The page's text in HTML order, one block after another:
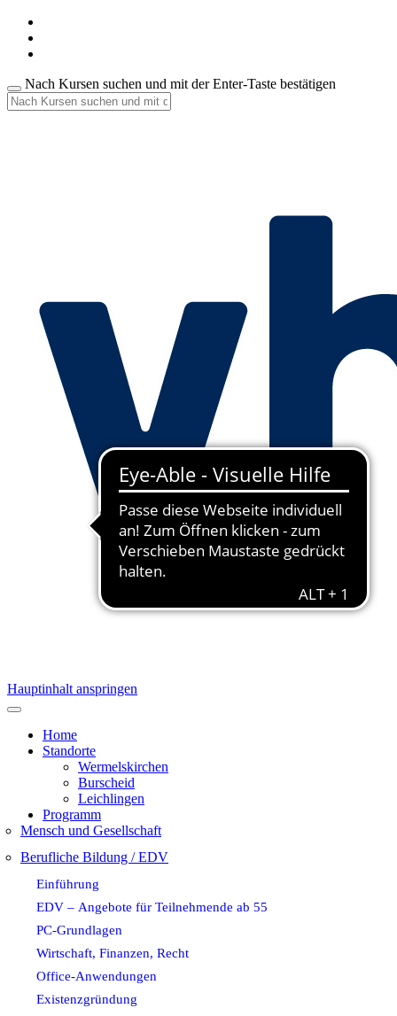
Nach Kursen suchen und mit der Enter-Taste bestätigen
Hauptinhalt anspringen
Home
Standorte
Wermelskirchen
Burscheid
Leichlingen
Programm
Mensch und Gesellschaft
Berufliche Bildung / EDV
Einführung
EDV – Angebote für Teilnehmende ab 55
PC-Grundlagen
Wirtschaft, Finanzen, Recht
Office-Anwendungen
Existenzgründung